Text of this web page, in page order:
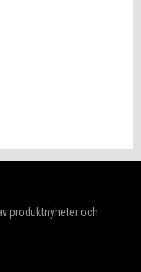
produktnyheter och